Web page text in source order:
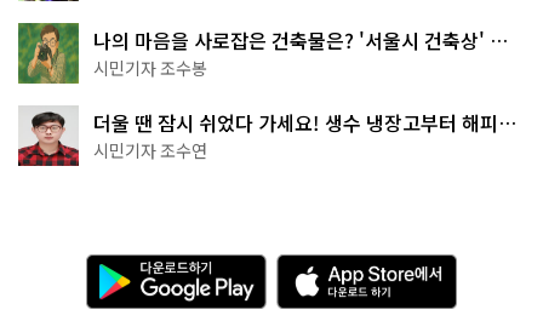
나의 마음을 사로잡은 건축물은? '서울시 건축상' 수
상작 공개!
시민기자 조수봉
더울 땐 잠시 쉬었다 가세요! 생수 냉장고부터 해피소
·무더위쉼터까지
시민기자 조수연
다
운
로
A
p
p